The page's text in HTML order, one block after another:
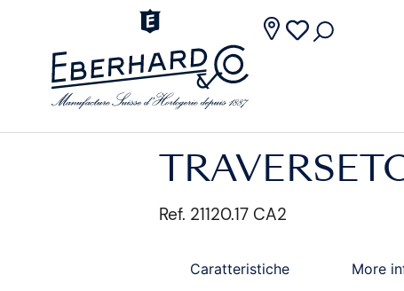
Ref. 21120.17 CA2
Caratteristiche More